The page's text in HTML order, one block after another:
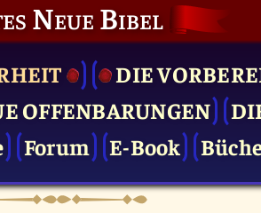
Neue Bibel
DIE
OFFENBARUNGEN
Forum E-Book